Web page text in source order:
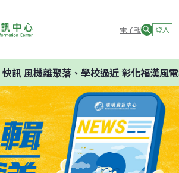
電子報 登入
快訊風機離聚落、學校過近 彰化福漢風電